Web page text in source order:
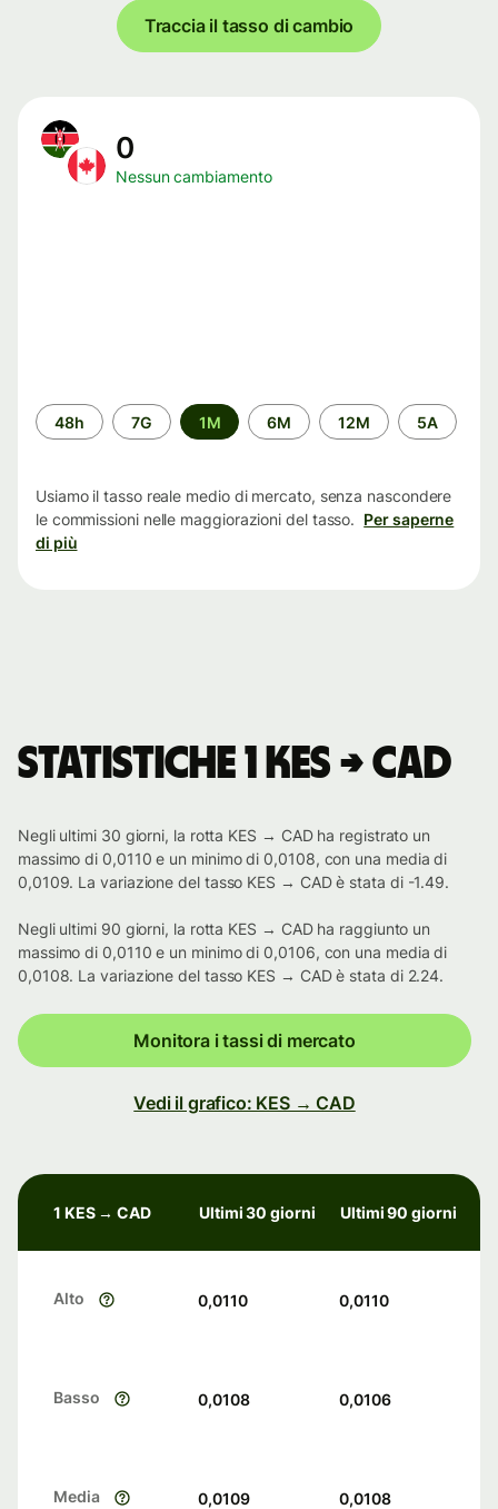
Traccia il tasso di cambio
0
Nessun cambiamento
Periodo
di
48h 7G 1M 6M 12M 5A
Usiamo il tasso reale medio di mercato, senza nascondere
le commissioni nelle maggiorazioni del tasso. Per saperne
di più
Statistiche 1 KES → CAD
Negli ultimi 30 giorni, la rotta KES → CAD ha registrato un
massimo di 0,0110 e un minimo di 0,0108, con una media di
0,0109. La variazione del tasso KES → CAD è stata di -1.49.
Negli ultimi 90 giorni, la rotta KES → CAD ha raggiunto un
massimo di 0,0110 e un minimo di 0,0106, con una media di
0,0108. La variazione del tasso KES → CAD è stata di 2.24.
Monitora i tassi di mercato
Vedi il grafico: KES → CAD
1 KES → CAD Ultimi 30 giorni Ultimi 90 giorni
Alto 0,0110 0,0110
Basso 0,0108 0,0106
Media 0,0109 0,0108